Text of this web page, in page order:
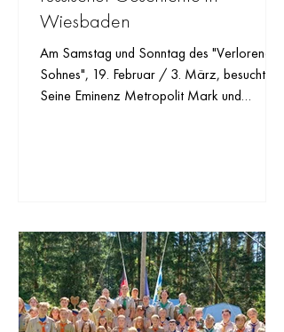
Wiesbaden
Am Samstag und Sonntag des "Verlorenen
Sohnes", 19. Februar / 3. März, besuchten
Seine Eminenz Metropolit Mark und